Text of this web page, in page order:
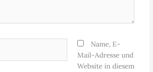
Name, E-
Mail-Adresse und
Website in diesem